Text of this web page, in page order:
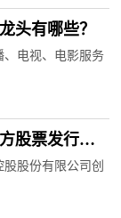
头有哪些？
、电视、电影服务
股票发行价
股份有限公司创